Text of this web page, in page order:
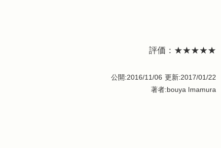
評価：★★★★★
公開:2016/11/06 更新:2017/01/22
著者:bouya Imamura